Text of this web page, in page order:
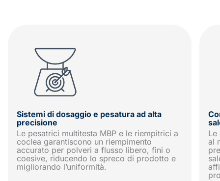
Sistemi di dosaggio e pesatura ad alta
precisione
Le pesatrici multitesta MBP e le riempitrici a
coclea garantiscono un riempimento
accurato per polveri a flusso libero, fini o
coesive, riducendo lo spreco di prodotto e
migliorando l’uniformità.
Le
al